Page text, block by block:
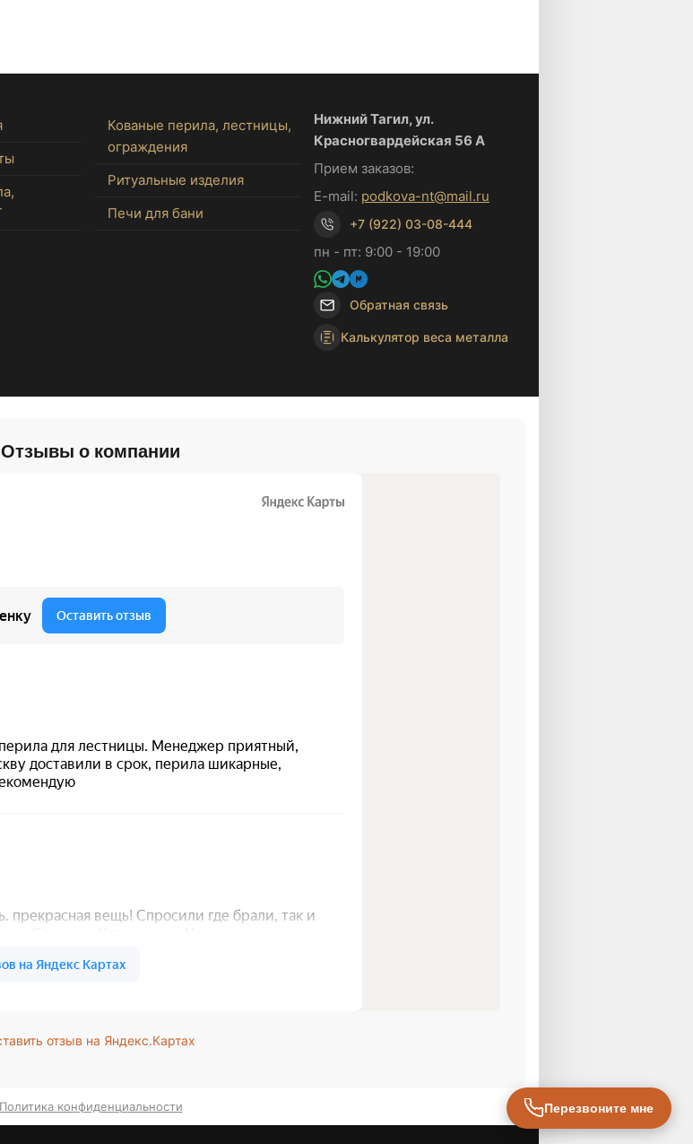
Кованые перила, лестницы,
ограждения
Ритуальные изделия
Печи для бани
Нижний Тагил, ул.
Красногвардейская 56 А
Прием заказов:
E-mail: podkova-nt@mail.ru
+7 (922) 03-08-444
пн - пт: 9:00 - 19:00
Обратная связь
Калькулятор веса металла
Отзывы о компании
отзыв на Яндекс.Картах
Политика конфиденциальности Перезвоните мне